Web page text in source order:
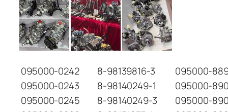
095000-0242 8-98139816-3
095000-
095000-0243
8-98140249-1
095000-
095000-0245
8-98140249-3
095000-